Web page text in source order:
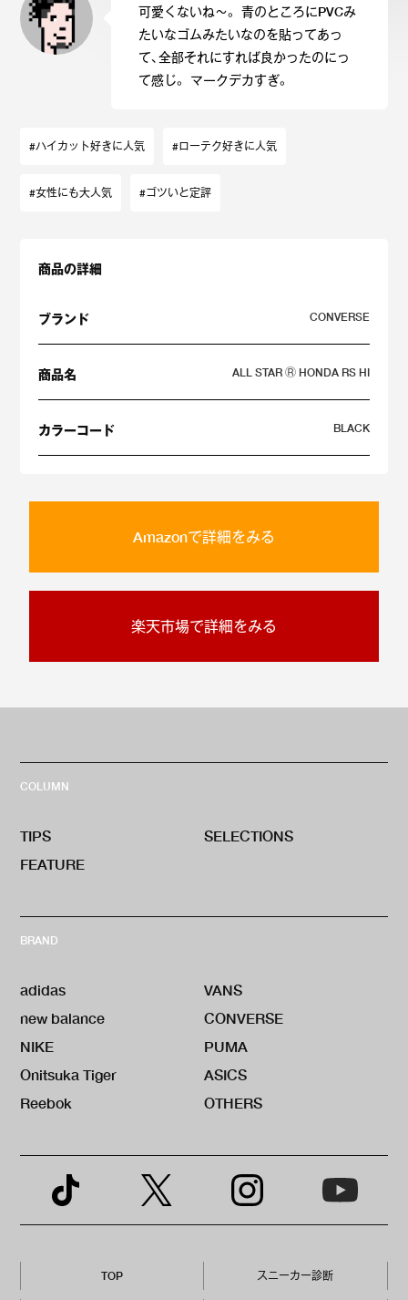
可愛くないね～。 青のところにPVCみ
たいなゴムみたいなのを貼ってあっ
て、全部それにすれば良かったのにっ
て感じ。 マークデカすぎ。
#ハイカット好きに人気 #ローテク好きに人気
#女性にも大人気 #ゴツいと定評
商品の詳細
ブランド CONVERSE
商品名 ALL STAR Ⓡ HONDA RS HI
カラーコード BLACK
Amazonで詳細をみる
楽天市場で詳細をみる
COLUMN
TIPS
SELECTIONS
FEATURE
BRAND
adidas
VANS
new balance
CONVERSE
NIKE
PUMA
Onitsuka Tiger
ASICS
Reebok
OTHERS
TOP スニーカー診断